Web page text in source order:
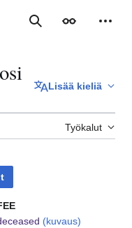
Haku Ulkoasu
Lisää kieliä
Työkalut
(kuvaus)